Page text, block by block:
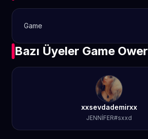
Game
Bazı Üyeler Game Ower
xxsevdademirxx
JENNİFER#sxxd